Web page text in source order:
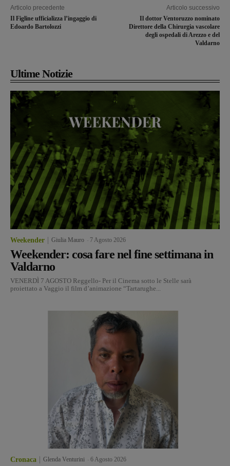
Articolo precedente
Il Figline ufficializza l’ingaggio di
Edoardo Bartolozzi
Articolo successivo
Il dottor Ventoruzzo nominato
Direttore della Chirurgia vascolare
degli ospedali di Arezzo e del
Valdarno
Ultime Notizie
Weekender Giulia Mauro 7 Agosto 2026
Weekender: cosa fare nel fine settimana in
Valdarno
VENERDÌ 7 AGOSTO Reggello- Per il Cinema sotto le Stelle sarà
proiettato a Vaggio il film d’animazione “Tartarughe...
Cronaca Glenda Venturini 6 Agosto 2026